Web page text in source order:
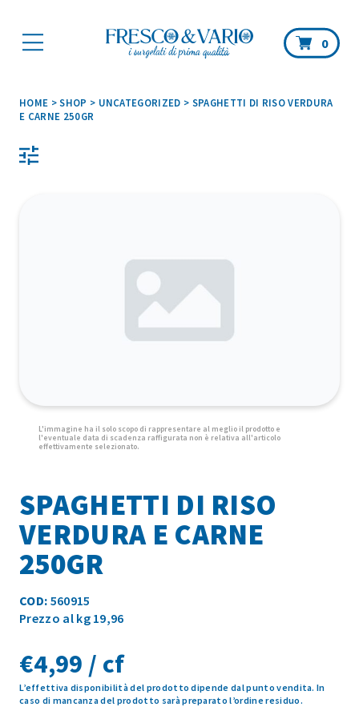
0
HOME >SHOP > UNCATEGORIZED > SPAGHETTI DI RISO VERDURA
E CARNE 250GR
SPAGHETTI DI RISO
VERDURA E CARNE
250GR
COD: 560915
Prezzo al kg 19,96
€4,99 / cf
L’effettiva disponibilità del prodotto dipende dal punto vendita. In
caso di mancanza del prodotto sarà preparato l’ordine residuo.